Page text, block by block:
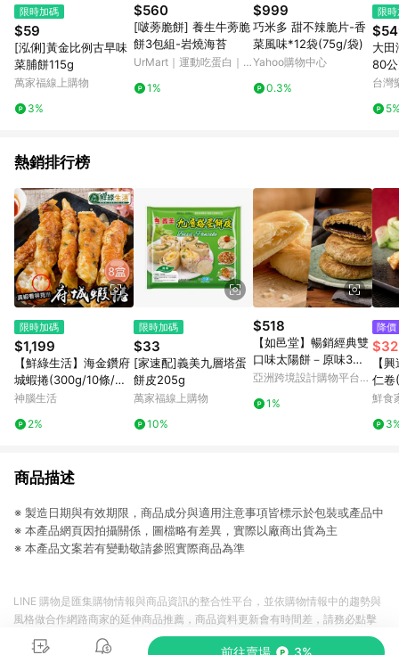
限時加碼
$59
[泓俐]黃金比例古早味
菜脯餅115g
萬家福線上購物
3%
$560
[啵蒡脆餅] 養生牛蒡脆
餅3包組-岩燒海苔
UrMart｜運動吃蛋白｜
1%
$999
巧米多 甜不辣脆片-香
菜風味*12袋(75g/袋)
Yahoo購物中心
0.3%
限
大田
80
台灣
熱銷排行榜
限時加碼
$1,199
【鮮綠生活】海金鑽府
城蝦捲(300g/10條/盒
共8盒)
神腦生活
2%
限時加碼
$33
[家速配]義美九層塔蛋
餅皮205g
萬家福線上購物
10%
$518
【如邑堂】暢銷經典雙
口味太陽餅－原味3入&
鐵觀音3入
亞洲跨境設計購物平台
1%
降價
【
仁
鮮食
商品描述
※ 製造日期與有效期限，商品成分與適用注意事項皆標示於包裝或產品中
※ 本產品網頁因拍攝關係，圖檔略有差異，實際以廠商出貨為主
※ 本產品文案若有變動敬請參照實際商品為準
前往賣場 3%
LINE 購物是匯集購物情報與商品資訊的整合性平台，並依購物情報中的趨勢與
風格做合作網路商家的延伸商品推薦，商品資料更新會有時間差，請務必點擊
商品至各合作網路商家，確認現售價與購物條件，一切資訊以合作廠商網頁為